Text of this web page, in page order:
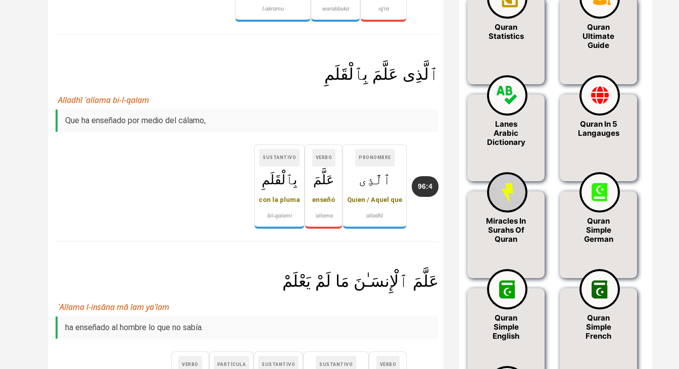
iq'ra
warabbuka
l-akramu
ٱلَّذِى عَلَّمَ بِٱلْقَلَمِ
Alladhī ʿallama bi-l-qalam
Que ha enseñado por medio del cálamo,
96:4
PRONOMBRE
ٱلَّذِى
Quien / Aquel que
alladhī
VERBO
عَلَّمَ
enseñó
ʿallama
SUSTANTIVO
بِٱلْقَلَمِ
con la pluma
bil-qalami
عَلَّمَ ٱلْإِنسَـٰنَ مَا لَمْ يَعْلَمْ
ʿAllama l-insāna mā lam yaʿlam
ha enseñado al hombre lo que no sabía.
VERBO
SUSTANTIVO
SUSTANTIVO
PARTÍCULA
VERBO
Quran
Statistics
Quran
Ultimate
Guide
Lanes
Arabic
Dictionary
Quran In 5
Langauges
Miracles In
Surahs Of
Quran
Quran
Simple
German
Quran
Simple
English
Quran
Simple
French